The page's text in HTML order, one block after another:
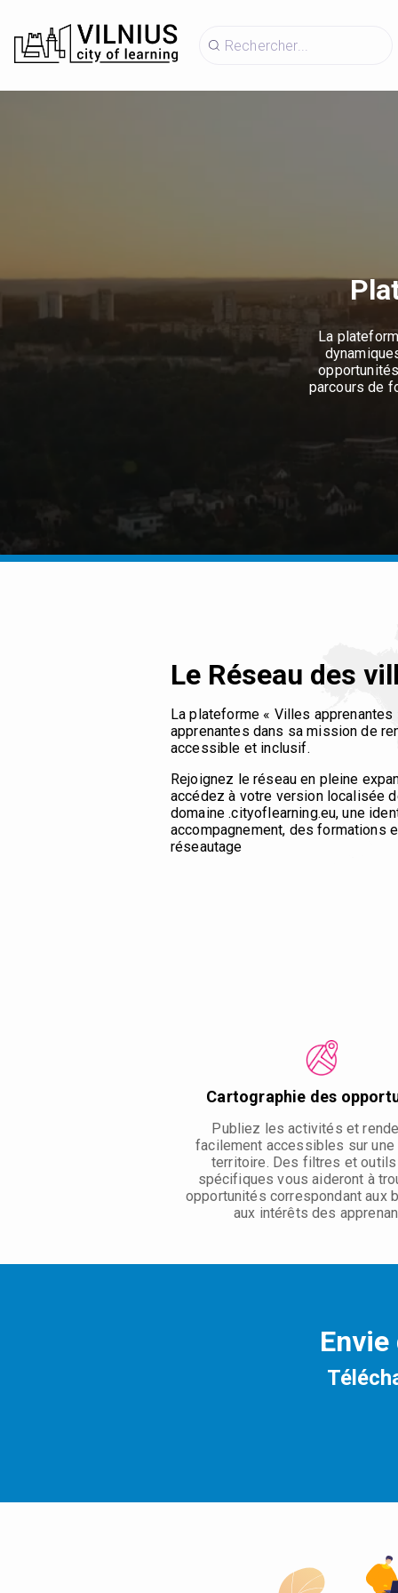
La
parcours de
Le Réseau des
La plateforme « Villes
apprenantes dans sa mission de
accessible et inclusif.
Rejoignez le réseau en pleine
accédez à votre version localisée
domaine .cityoflearning.eu, une
accompagnement, des formations
réseautage
Cartographie des
Publiez les activités et
facilement accessibles sur une
territoire. Des filtres et
spécifiques vous aideront à
opportunités correspondant aux
aux intérêts des